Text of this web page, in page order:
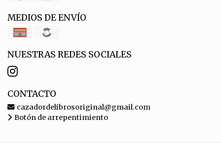
MEDIOS DE ENVÍO
NUESTRAS REDES SOCIALES
CONTACTO
cazadordelibrosoriginal@gmail.com
Botón de arrepentimiento